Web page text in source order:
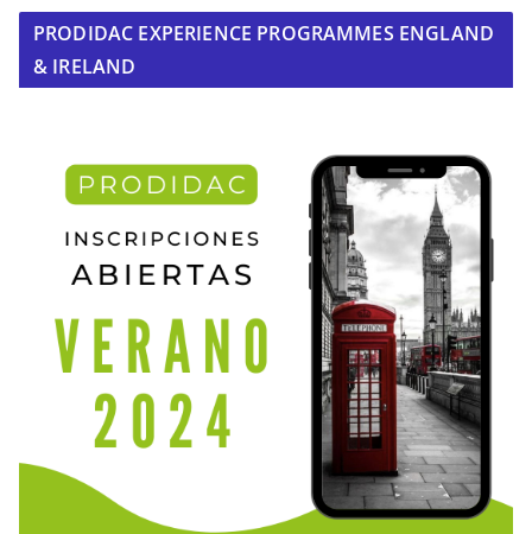
PRODIDAC EXPERIENCE PROGRAMMES ENGLAND
& IRELAND